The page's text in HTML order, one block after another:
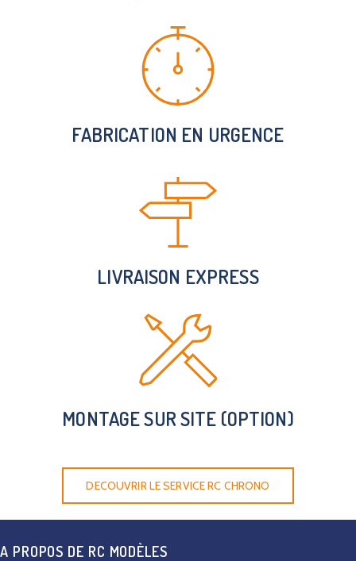
FABRICATION EN URGENCE
LIVRAISON EXPRESS
MONTAGE SUR SITE (OPTION)
DECOUVRIR LE SERVICE RC CHRONO
A PROPOS DE RC MODÈLES